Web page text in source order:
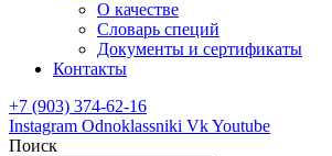
О качестве
Словарь специй
Документы и сертификаты
Контакты
+7 (903) 374-62-16
Instagram Odnoklassniki VkYoutube
Поиск